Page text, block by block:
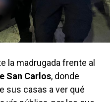
la madrugada frente al
San Carlos, donde
sus casas a ver qué